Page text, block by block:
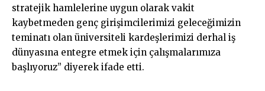
stratejik hamlelerine uygun olarak vakit
kaybetmeden genç girişimcilerimizi geleceğimizin
teminatı olan üniversiteli kardeşlerimizi derhal iş
dünyasına entegre etmek için çalışmalarımıza
başlıyoruz” diyerek ifade etti.